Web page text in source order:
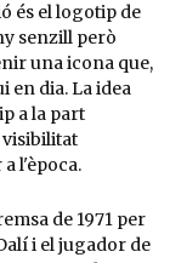
és el logotip de
senzill però
una icona que,
en dia. La idea
a la part
visibilitat
l'època.
de 1971 per
i el jugador de